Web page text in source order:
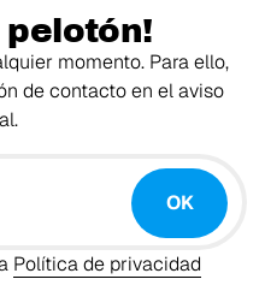
pelotón!
momento. Para ello,
de contacto en el aviso
OK
Política de privacidad